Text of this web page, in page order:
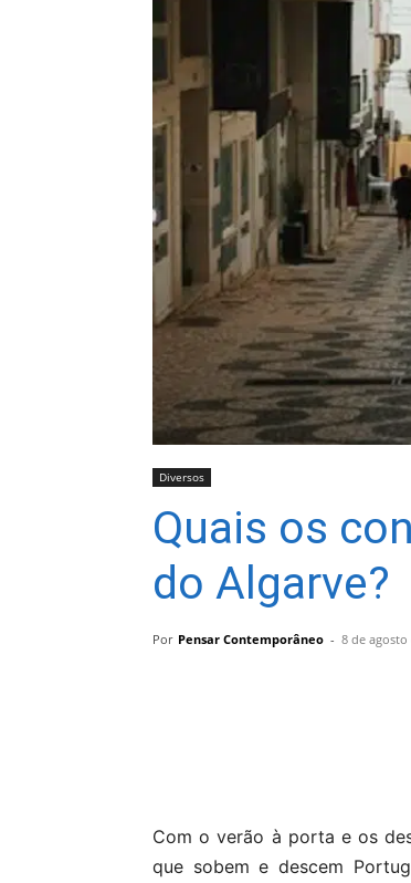
Diversos
Quais os
do Algarve?
Por Pensar Contemporâneo - 8 de agosto
Com o verão à porta e os
que sobem e descem